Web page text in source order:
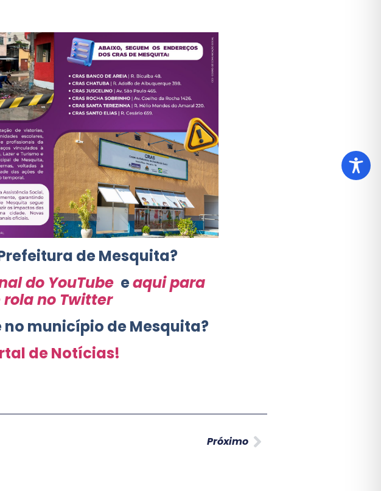
de Mesquita?
do YouTube eaqui para
no Twitter
no município de Mesquita?
de Notícias!
Próximo